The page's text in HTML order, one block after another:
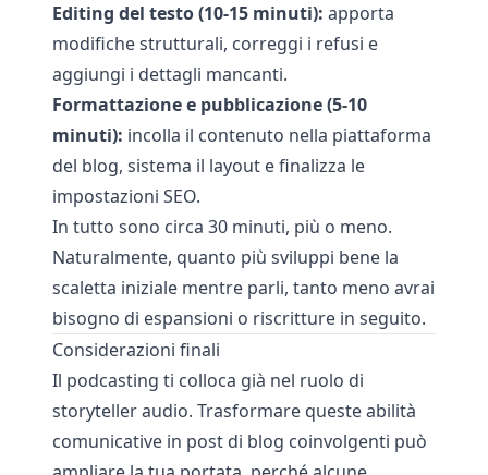
Editing del testo (10-15 minuti): apporta
modifiche strutturali, correggi i refusi e
aggiungi i dettagli mancanti.
Formattazione e pubblicazione (5-10
minuti): incolla il contenuto nella piattaforma
del blog, sistema il layout e finalizza le
impostazioni SEO.
In tutto sono circa 30 minuti, più o meno.
Naturalmente, quanto più sviluppi bene la
scaletta iniziale mentre parli, tanto meno avrai
bisogno di espansioni o riscritture in seguito.
Considerazioni finali
Il podcasting ti colloca già nel ruolo di
storyteller audio. Trasformare queste abilità
comunicative in post di blog coinvolgenti può